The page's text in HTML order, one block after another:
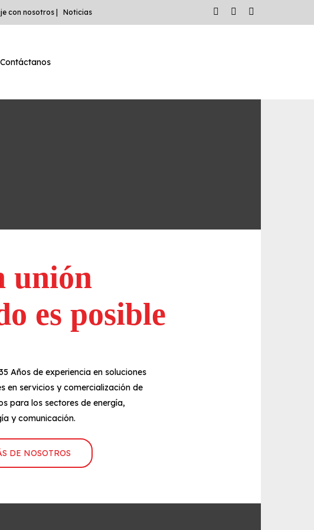
con nosotros | Noticias
Contáctanos
unión
es posible
Años de experiencia en soluciones
en servicios y comercialización de
para los sectores de energía,
y comunicación.
DE NOSOTROS